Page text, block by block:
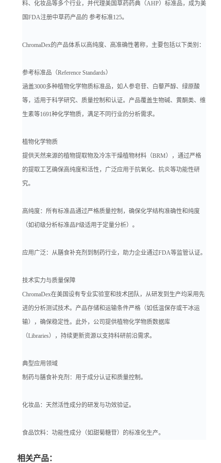
料、化妆品等多个行业，并代理美国草药药典（AHP）标准品，成为美
国FDA注册中草药产品的 参考标准125。
ChromaDex的产品体系以高纯度、高准确性著称，主要包括以下类别：
参考标准品（Reference Standards）
涵盖3000多种植物化学物质标准品，如人参皂苷、白藜芦醇、绿原酸
等，适用于科学研究、质量控制和认证。产品覆盖生物碱、黄酮类、维
生素等1691种化学物质，满足不同行业的分析需求。
植物化学物质
提供天然来源的植物提取物及冷冻干燥植物材料（BRM），通过严格
的提取工艺确保高纯度和活性，广泛应用于抗氧化、抗炎等功能性研
究。
高纯度：所有标准品通过严格质量控制，确保化学结构准确性和纯度
（如初级分析标准品P级适用于定量分析）。
应用广泛：从膳食补充剂到制药行业，助力企业通过FDA等监管认证。
技术实力与质量保障
ChromaDex在美国设有专业实验室和技术团队，从研发到生产均采用先
进的分析测试技术。产品存储和运输条件严格（如低温保存或干冰运
输），确保稳定性。此外，公司提供植物化学物质数据库
（Libraries），持续更新资源以支持科研前沿需求。
典型应用领域
制药与膳食补充剂：用于成分认证和质量控制。
化妆品：天然活性成分的研发与功效验证。
食品饮料：功能性成分（如甜菊糖苷）的标准化生产。
相关产品：